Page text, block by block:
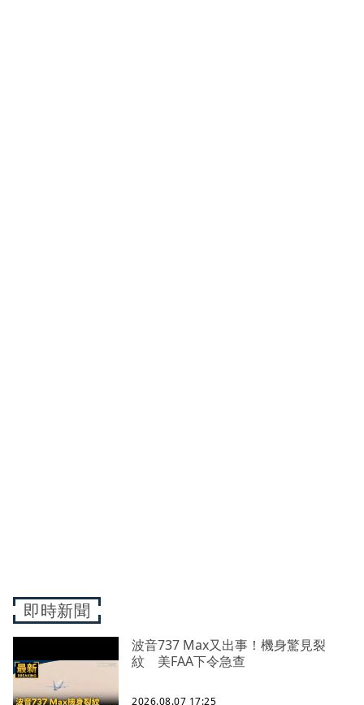
即時新聞
波音737 Max又出事！機身驚見裂
紋 美FAA下令急查
2026.08.07 17:25